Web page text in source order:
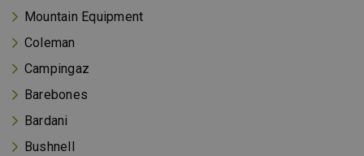
Mountain Equipment
Coleman
Campingaz
Barebones
Bardani
Bushnell